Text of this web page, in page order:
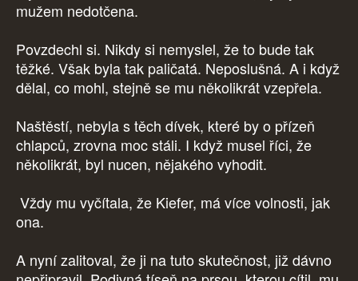
mužem nedotčena.
Povzdechl si. Nikdy si nemyslel, že to bude tak
těžké. Však byla tak paličatá. Neposlušná. A i když
dělal, co mohl, stejně se mu několikrát vzepřela.
Naštěstí, nebyla s těch dívek, které by o přízeň
chlapců, zrovna moc stáli. I když musel říci, že
několikrát, byl nucen, nějakého vyhodit.
Vždy mu vyčítala, že Kiefer, má více volnosti, jak
ona.
A nyní zalitoval, že ji na tuto skutečnost, již dávno